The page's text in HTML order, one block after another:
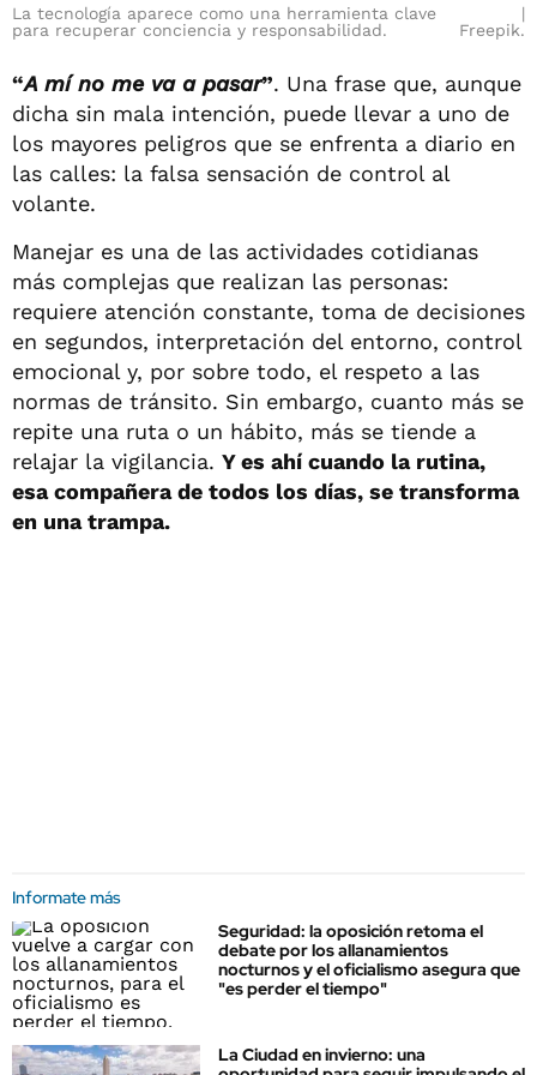
La tecnología aparece como una herramienta clave
para recuperar conciencia y responsabilidad.
Freepik.
“A mí no me va a pasar”. Una frase que, aunque
dicha sin mala intención, puede llevar a uno de
los mayores peligros que se enfrenta a diario en
las calles: la falsa sensación de control al
volante.
Manejar es una de las actividades cotidianas
más complejas que realizan las personas:
requiere atención constante, toma de decisiones
en segundos, interpretación del entorno, control
emocional y, por sobre todo, el respeto a las
normas de tránsito. Sin embargo, cuanto más se
repite una ruta o un hábito, más se tiende a
relajar la vigilancia. Y es ahí cuando la rutina,
esa compañera de todos los días, se transforma
en una trampa.
Informate más
Seguridad: la oposición retoma el
debate por los allanamientos
nocturnos y el oficialismo asegura que
"es perder el tiempo"
La Ciudad en invierno: una